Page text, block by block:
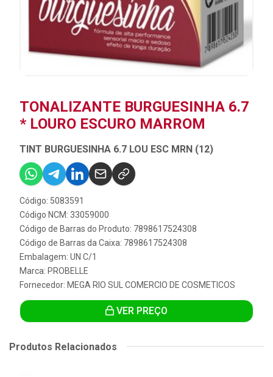
TONALIZANTE BURGUESINHA 6.7
* LOURO ESCURO MARROM
TINT BURGUESINHA 6.7 LOU ESC MRN (12)
Código: 5083591
Código NCM: 33059000
Código de Barras do Produto: 7898617524308
Código de Barras da Caixa: 7898617524308
Embalagem: UN C/1
Marca: PROBELLE
Fornecedor: MEGA RIO SUL COMERCIO DE COSMETICOS
VER PREÇO
Produtos Relacionados